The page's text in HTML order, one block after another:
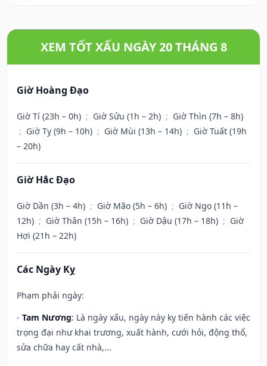
XEM TỐT XẤU NGÀY 20 THÁNG 8
Giờ Hoàng Đạo
Giờ Tí (23h – 0h) ; Giờ Sửu (1h – 2h) ; Giờ Thìn (7h – 8h)
; Giờ Tỵ (9h – 10h) ; Giờ Mùi (13h – 14h) ; Giờ Tuất (19h
– 20h)
Giờ Hắc Đạo
Giờ Dần (3h – 4h) ; Giờ Mão (5h – 6h) ; Giờ Ngọ (11h –
12h) ; Giờ Thân (15h – 16h) ; Giờ Dậu (17h – 18h) ; Giờ
Hợi (21h – 22h)
Các Ngày Kỵ
Phạm phải ngày:
- Tam Nương: Là ngày xấu, ngày này kỵ tiến hành các việc
trọng đại như khai trương, xuất hành, cưới hỏi, động thổ,
sửa chữa hay cất nhà,...